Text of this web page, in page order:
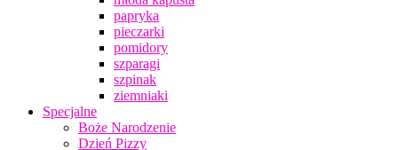
papryka
pieczarki
pomidory
szparagi
szpinak
ziemniaki
Specjalne
Boże Narodzenie
Dzień Pizzy